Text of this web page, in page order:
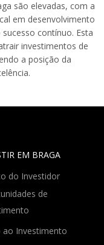
são elevadas, com a
em desenvolvimento
contínuo. Esta
investimentos de
a posição da
EM BRAGA
do Investidor
de
ao Investimento